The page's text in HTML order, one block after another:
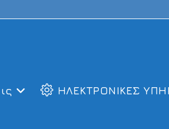
ΗΛΕΚΤΡΟΝΙΚΕΣ